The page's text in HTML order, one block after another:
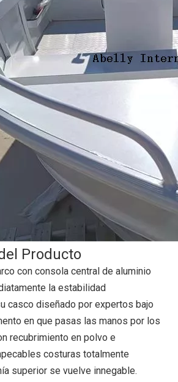
Producto
con consola central de aluminio
la estabilidad
casco diseñado por expertos bajo
en que pasas las manos por los
recubrimiento en polvo e
costuras totalmente
superior se vuelve innegable.